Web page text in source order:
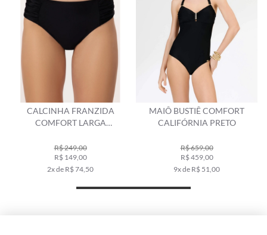
CALCINHA FRANZIDA
COMFORT LARGA
R$ 249,00
R$ 149,00
2x de R$ 74,50
MAIÔ BUSTIÊ COMFORT
CALIFÓRNIA PRETO
R$ 659,00
R$ 459,00
9x de R$ 51,00